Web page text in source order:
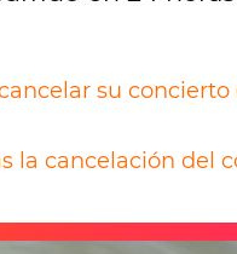
su concierto
la cancelación del